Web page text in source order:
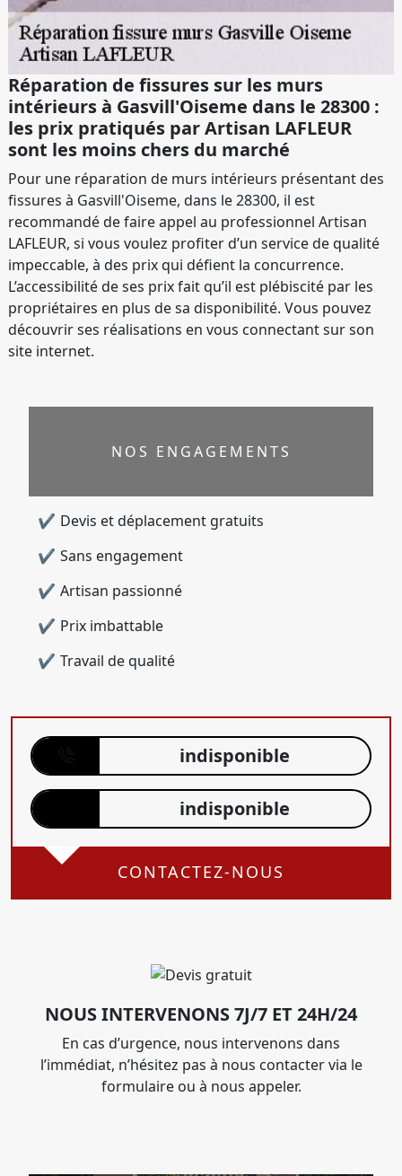
Réparation de fissures sur les murs
intérieurs à Gasvill'Oiseme dans le 28300 :
les prix pratiqués par Artisan LAFLEUR
sont les moins chers du marché
Pour une réparation de murs intérieurs présentant des
fissures à Gasvill'Oiseme, dans le 28300, il est
recommandé de faire appel au professionnel Artisan
LAFLEUR, si vous voulez profiter d’un service de qualité
impeccable, à des prix qui défient la concurrence.
L’accessibilité de ses prix fait qu’il est plébiscité par les
propriétaires en plus de sa disponibilité. Vous pouvez
découvrir ses réalisations en vous connectant sur son
site internet.
NOS ENGAGEMENTS
Devis et déplacement gratuits
Sans engagement
Artisan passionné
Prix imbattable
Travail de qualité
indisponible
indisponible
CONTACTEZ-NOUS
NOUS INTERVENONS 7J/7 ET 24H/24
En cas d’urgence, nous intervenons dans
l’immédiat, n’hésitez pas à nous contacter via le
formulaire ou à nous appeler.